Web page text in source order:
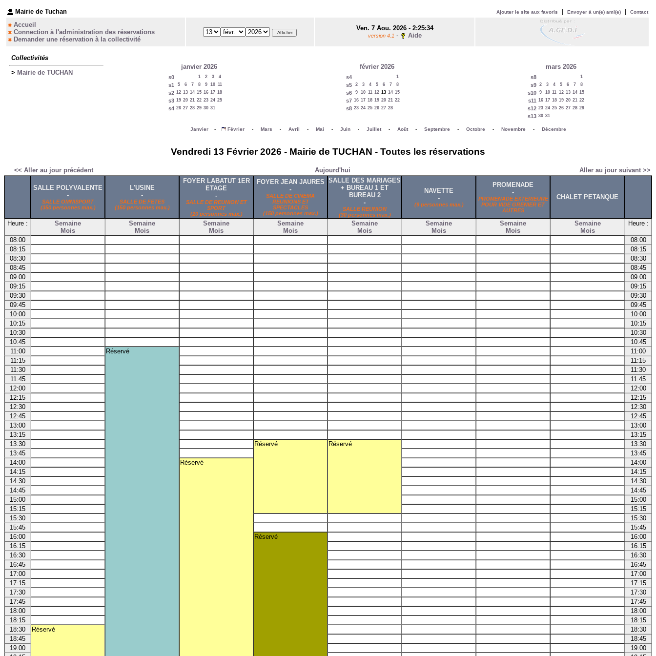
Mairie de Tuchan Ajouter le site aux favoris Envoyer à un(e) ami(e) Contact
Accueil
Connection à l'administration des réservations
Demander une réservation à la collectivité
Ven. 7 Aou. 2026- 2:25:34
version 4.1 - Aide
Collectivités
> Mairie de TUCHAN
janvier 2026
s0 1 2 3 4
s1 5 6 7 8 9 10 11
s2 12 13 14 15 16 17 18
s3 19 20 21 22 23 24 25
s4 26 27 28 29 30 31
février 2026
s4 1
s5 2 3 4 5 6 7 8
s6 9 10 11 12 13 14 15
s7 16 17 18 19 20 21 22
s8 23 24 25 26 27 28
mars 2026
s8 1
s9 2 3 4 5 6 7 8
s10 9 10 11 12 13 14 15
s11 16 17 18 19 20 21 22
s12 23 24 25 26 27 28 29
s13 30 31
Janvier- Février- Mars - Avril - Mai - Juin- Juillet- Août- Septembre - Octobre - Novembre - Décembre
Vendredi 13 Février 2026 - Mairie de TUCHAN - Toutes les réservations
<< Aller au jour précédent Aujourd'hui Aller au jour suivant >>
SALLE POLYVALENTE
-
SALLE OMNISPORT
(350 personnes max.)
L'USINE
-
SALLE DE FETES
(150 personnes max.)
FOYER LABATUT 1ER
ETAGE
-
SALLE DE REUNION ET
SPORT
(20 personnes max.)
FOYER JEAN JAURES
-
SALLE DE CINEMA
REUNIONS ET
SPECTACLES
(150 personnes max.)
SALLE DES MARIAGES
+ BUREAU 1 ET
BUREAU 2
-
SALLE REUNION
(30 personnes max.)
NAVETTE
-
(9 personnes max.)
PROMENADE
-
PROMENADE EXTERIEURE
POUR VIDE GRENIER ET
AUTRES
CHALET PETANQUE
Heure :
Semaine
Mois
Semaine
Mois
Semaine
Mois
Semaine
Mois
Semaine
Mois
Semaine
Mois
Semaine
Mois
Semaine
Mois
Heure :
08:00
08:00
08:15
08:15
08:30
08:30
08:45
08:45
09:00
09:00
09:15
09:15
09:30
09:30
09:45
09:45
10:00
10:00
10:15
10:15
10:30
10:30
10:45
10:45
11:00
Réservé
11:00
11:15
11:15
11:30
11:30
11:45
11:45
12:00
12:00
12:15
12:15
12:30
12:30
12:45
12:45
13:00
13:00
13:15
13:15
13:30
Réservé Réservé
13:30
13:45
13:45
14:00
Réservé
14:00
14:15
14:15
14:30
14:30
14:45
14:45
15:00
15:00
15:15
15:15
15:30
15:30
15:45
15:45
16:00
Réservé
16:00
16:15
16:15
16:30
16:30
16:45
16:45
17:00
17:00
17:15
17:15
17:30
17:30
17:45
17:45
18:00
18:00
18:15
18:15
18:30
Réservé
18:30
18:45
18:45
19:00
19:00